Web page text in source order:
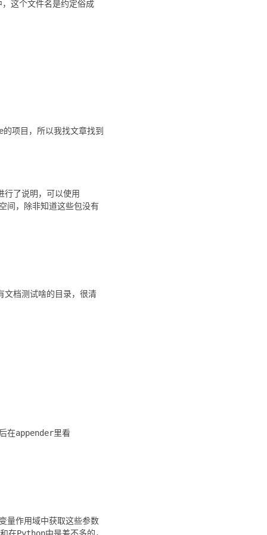
这个文件名是约定俗成
项目，所以我找文章找到
了说明，可以使用
，除非知道这些包没有
文档测试啥的目录，很清
在appender里看
量作用域中获取这些参数